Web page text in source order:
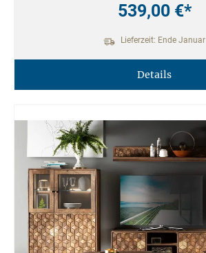
539,00 €*
Lieferzeit: Ende Januar
Details